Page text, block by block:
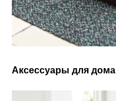
Аксессуары для дома